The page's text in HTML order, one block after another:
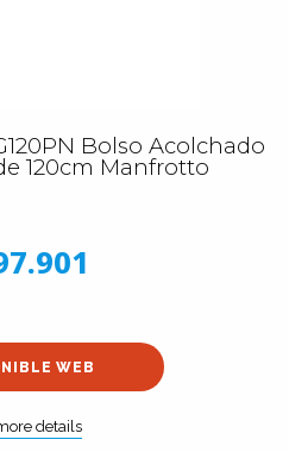
Bolso Acolchado
120cm Manfrotto
WEB
details